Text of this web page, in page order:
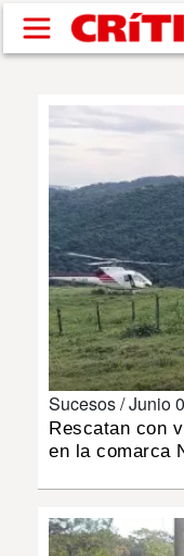
Pasar al contenido
NACIONAL
POLÍTICA
SHOW
DEPORTES
INSÓLITAS
Sucesos /Junio
Rescatan con
en la comarca